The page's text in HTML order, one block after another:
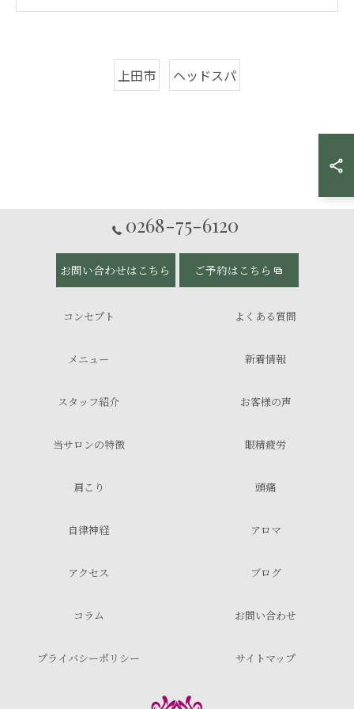
上田市 ヘッドスパ
0268-75-6120
お問い合わせはこちら ご予約はこちら
コンセプト よくある質問
メニュー 新着情報
スタッフ紹介 お客様の声
当サロンの特徴 眼精疲労
肩こり 頭痛
自律神経 アロマ
アクセス ブログ
コラム お問い合わせ
プライバシーポリシー サイトマップ